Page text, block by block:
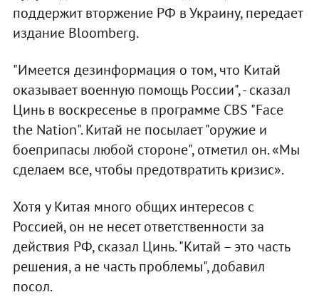
поддержит вторжение РФ в Украину, передает
издание Bloomberg.
"Имеется дезинформация о том, что Китай
оказывает военную помощь России", - сказал
Цинь в воскресенье в программе CBS "Face
the Nation". Китай не посылает "оружие и
боеприпасы любой стороне", отметил он. «Мы
сделаем все, чтобы предотвратить кризис».
Хотя у Китая много общих интересов с
Россией, он не несет ответственности за
действия РФ, сказал Цинь. "Китай – это часть
решения, а не часть проблемы", добавил
посол.